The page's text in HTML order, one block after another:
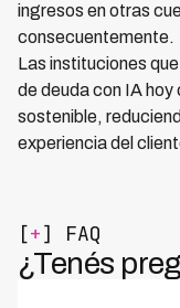
ingresos en otras
consecuentemente.
Las instituciones
de deuda con IA
sostenible,
experiencia del
[+] FAQ
¿Tenés